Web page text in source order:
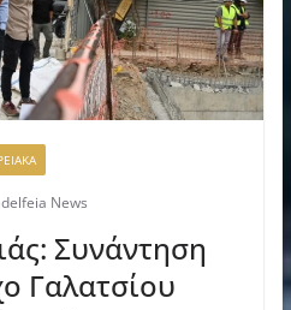
News
Συνάντηση
Γαλατσίου